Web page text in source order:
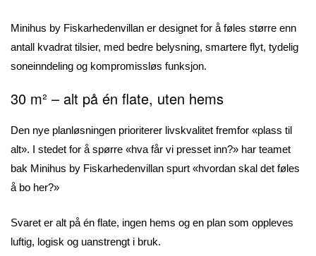
Minihus by Fiskarhedenvillan er designet for å føles større enn
antall kvadrat tilsier, med bedre belysning, smartere flyt, tydelig
soneinndeling og kompromissløs funksjon.
30 m² – alt på én flate, uten hems
Den nye planløsningen prioriterer livskvalitet fremfor «plass til
alt». I stedet for å spørre «hva får vi presset inn?» har teamet
bak Minihus by Fiskarhedenvillan spurt «hvordan skal det føles
å bo her?»
Svaret er alt på én flate, ingen hems og en plan som oppleves
luftig, logisk og uanstrengt i bruk.